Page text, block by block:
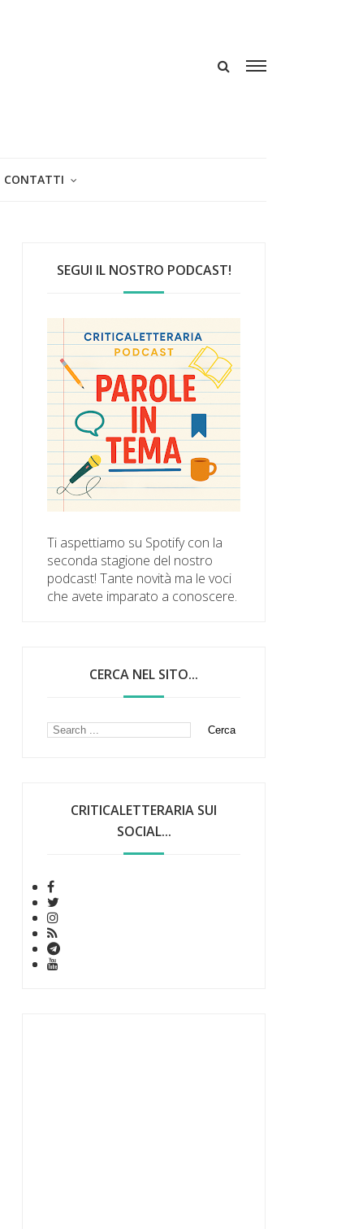
CONTATTI
SEGUI IL NOSTRO PODCAST!
Ti aspettiamo su Spotify con la
seconda stagione del nostro
podcast! Tante novità ma le voci
che avete imparato a conoscere.
CERCA NEL SITO...
CRITICALETTERARIA SUI
SOCIAL...